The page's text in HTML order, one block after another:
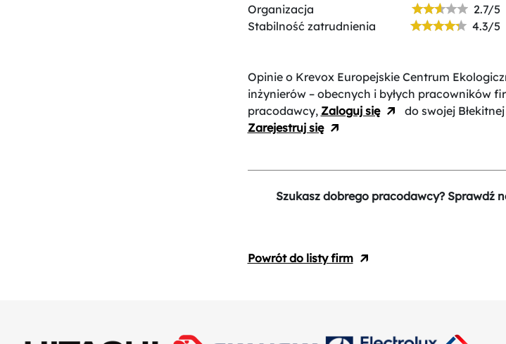
Organizacja
2.7/5
Stabilność zatrudnienia
4.3/5
Opinie o Krevox Europejskie Centrum
inżynierów – obecnych i byłych pracowników
pracodawcy, Zaloguj się
do swojej
Zarejestruj się
Szukasz dobrego pracodawcy? Sprawdź
Powrót do listy firm